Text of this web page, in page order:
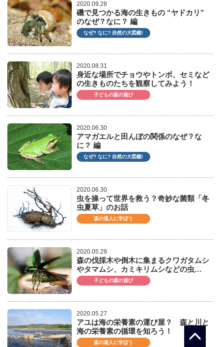
2020.09.28
磯で見つかる海の生きもの “ヤドカリ”
のなぜ？なに？ 編
なぜ? なに? 自然の大図鑑!
2020.08.31
身近な場所でチョウやトンボ、セミなど
の生きものたちを観察してみよう！
子どもの森の遊び
2020.06.30
アマガエルと田んぼの関係のなぜ？な
に？ 編
なぜ? なに? 自然の大図鑑!
2020.06.30
虫を操って世界を救う？奇妙な菌類「冬
虫夏草」のお話
森の達人に学ぼう
2020.05.29
森の伐採木や倒木に集まるクワガタムシ
やタマムシ、カミキリムシなどの虫…
子どもの森の遊び
2020.05.27
アユは海の栄養素の運び屋？ 森と川と
海の栄養素の循環を知ろう！
森の達人に学ぼう